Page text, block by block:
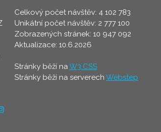
Celkový počet návštěv: 4 102 783
Unikátní počet návštěv: 2 777 100
Zobrazených stránek: 10 947 092
Aktualizace: 10.6.2026
Stránky běží naW3.CSS
Stránky běží na serverech Webstep